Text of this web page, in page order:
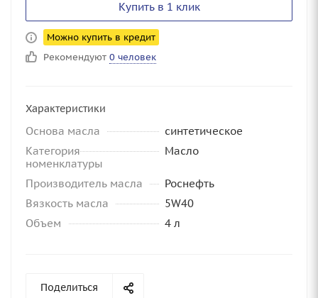
Купить в 1 клик
Можно купить в кредит
Рекомендуют 0 человек
Характеристики
Основа масла
синтетическое
Категория
номенклатуры
Масло
Производитель масла
Роснефть
Вязкость масла
5W40
Объем
4 л
Поделиться